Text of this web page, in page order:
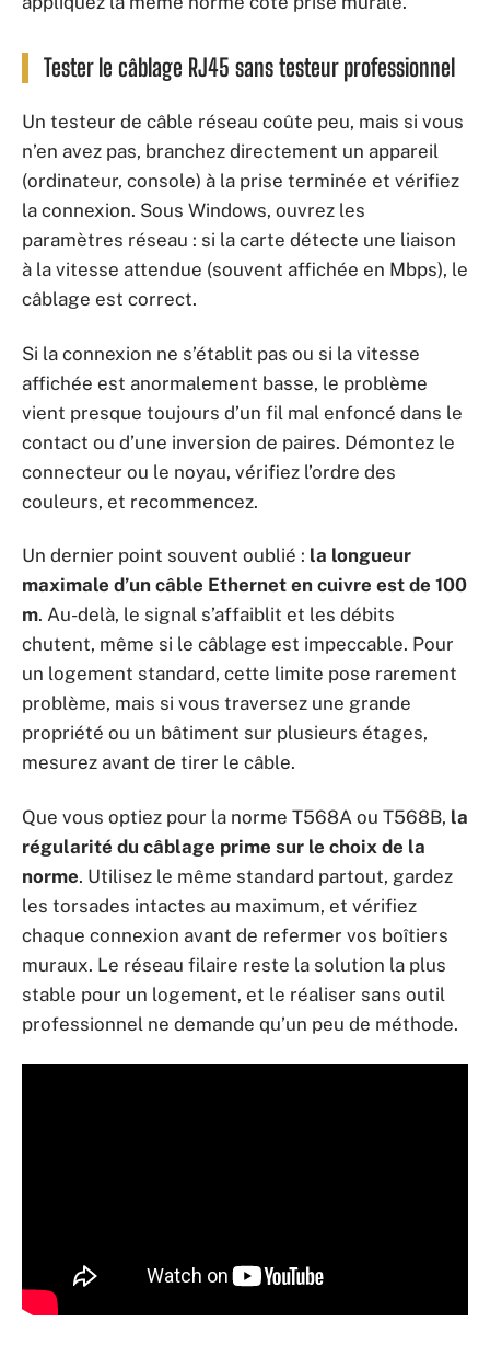
Tester le câblage RJ45 sans testeur professionnel
Un testeur de câble réseau coûte peu, mais si vous
n’en avez pas, branchez directement un appareil
(ordinateur, console) à la prise terminée et vérifiez
la connexion. Sous Windows, ouvrez les
paramètres réseau : si la carte détecte une liaison
à la vitesse attendue (souvent affichée en Mbps), le
câblage est correct.
Si la connexion ne s’établit pas ou si la vitesse
affichée est anormalement basse, le problème
vient presque toujours d’un fil mal enfoncé dans le
contact ou d’une inversion de paires. Démontez le
connecteur ou le noyau, vérifiez l’ordre des
couleurs, et recommencez.
Un dernier point souvent oublié : la longueur
maximale d’un câble Ethernet en cuivre est de 100
m. Au-delà, le signal s’affaiblit et les débits
chutent, même si le câblage est impeccable. Pour
un logement standard, cette limite pose rarement
problème, mais si vous traversez une grande
propriété ou un bâtiment sur plusieurs étages,
mesurez avant de tirer le câble.
Que vous optiez pour la norme T568A ou T568B, la
régularité du câblage prime sur le choix de la
norme. Utilisez le même standard partout, gardez
les torsades intactes au maximum, et vérifiez
chaque connexion avant de refermer vos boîtiers
muraux. Le réseau filaire reste la solution la plus
stable pour un logement, et le réaliser sans outil
professionnel ne demande qu’un peu de méthode.